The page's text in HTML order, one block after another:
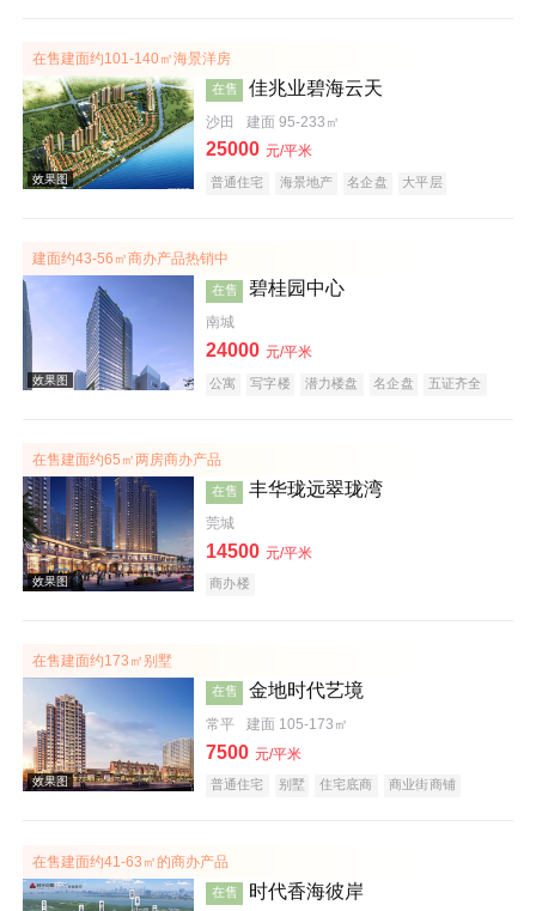
效果图
在售建面约101-140㎡海景洋房
效果图
在售 佳兆业碧海云天
沙田 建面 95-233㎡
25000 元/平米
普通住宅 海景地产 名企盘 大平层
建面约43-56㎡商办产品热销中
效果图
在售 碧桂园中心
南城
24000 元/平米
公寓 写字楼 潜力楼盘 名企盘 五证齐全
在售建面约65㎡两房商办产品
在售 丰华珑远翠珑湾
莞城
14500 元/平米
商办楼
在售建面约173㎡别墅
在售 金地时代艺境
常平 建面 105-173㎡
7500 元/平米
普通住宅 别墅 住宅底商
商业街商铺
在售建面约41-63㎡的商办产品
在售 时代香海彼岸